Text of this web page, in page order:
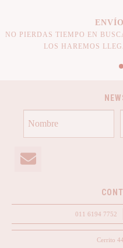
NO PIERDAS TIEMPO EN
LOS HAREMOS
011 6194 7752
Cerrito